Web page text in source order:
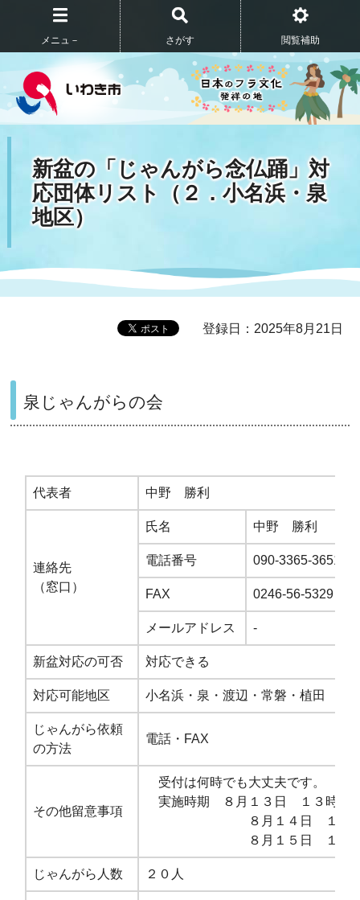
メニュ－ さがす 閲覧補助
新盆の「じゃんがら念仏踊」対
応団体リスト（２．小名浜・泉
地区）
登録日：2025年8月21日
泉じゃんがらの会
代表者 中野 勝利
連絡先
（窓口）
氏名 中野 勝利
電話番号 090-3365-3651
FAX 0246-56-5329
メールアドレス -
新盆対応の可否 対応できる
対応可能地区 小名浜・泉・渡辺・常磐・植田
じゃんがら依頼
の方法
電話・FAX
その他留意事項
受付は何時でも大丈夫です。
実施時期 ８月１３日 １３時～
８月１４日 １０時～
８月１５日 １０時～
じゃんがら人数 ２０人